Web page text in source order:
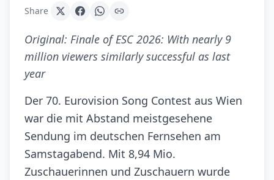
Share
Original: Finale of ESC 2026: With nearly 9
million viewers similarly successful as last
year
Der 70. Eurovision Song Contest aus Wien
war die mit Abstand meistgesehene
Sendung im deutschen Fernsehen am
Samstagabend. Mit 8,94 Mio.
Zuschauerinnen und Zuschauern wurde